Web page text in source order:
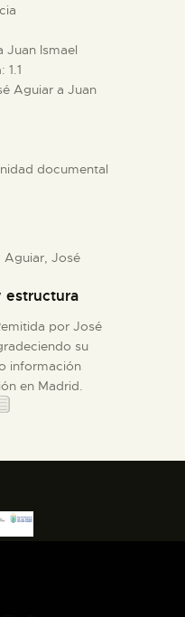
Juan Ismael
: 1.1
Aguiar a Juan
documental
Aguiar, José
estructura
por José
su
información
en Madrid.